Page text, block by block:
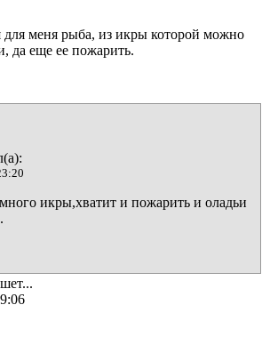
для меня рыба, из икры которой можно
да еще ее пожарить.
икры,хватит и пожарить и оладьи